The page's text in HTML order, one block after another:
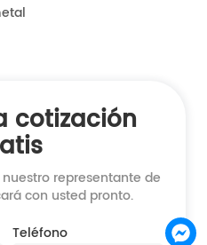
cotización
representante de
con usted pronto.
Teléfono